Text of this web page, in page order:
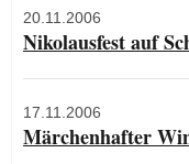
20.11.2006
Nikolausfest auf
17.11.2006
Märchenhafter